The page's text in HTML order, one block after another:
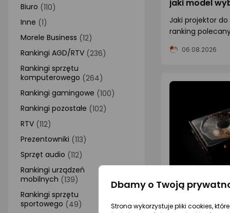
Biuro (110)
Inne (1)
Morele Business (12)
Rankingi AGD/RTV (236)
Rankingi sprzętu
komputerowego (264)
Rankingi gamingowe (100)
Rankingi pozostałe (102)
RTV (112)
Prezentowniki (113)
Sprzęt audio (112)
Rankingi urządzeń
mobilnych (139)
Rankingi sprzętu
sportowego (49)
jaki model
Jaki projektor do
ranking
Smart, funkcje i
06.08.2026
Ceny kart
Dbamy o Twoją
Strona wykorzystuje pliki cookies,